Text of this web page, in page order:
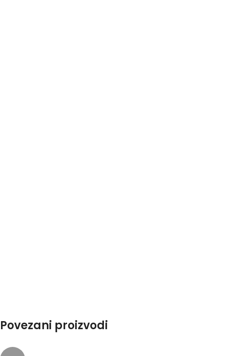
Povezani proizvodi